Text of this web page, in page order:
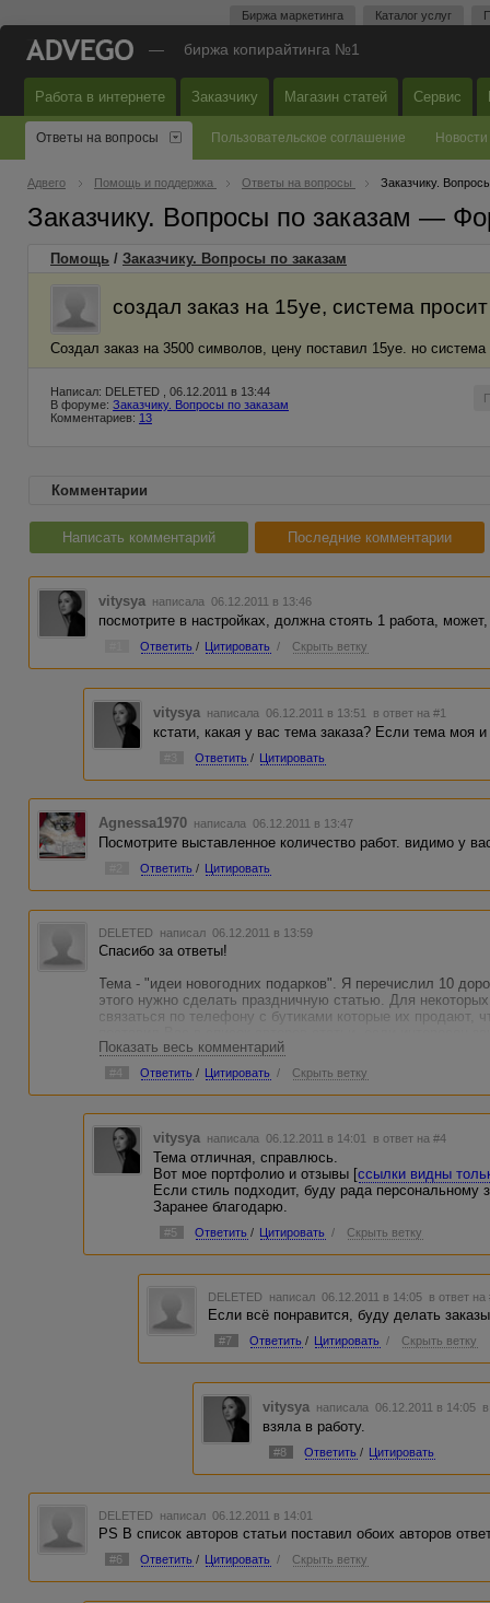
Биржа маркетинга Каталог услуг
— биржа копирайтинга №1
Работа в интернете Заказчику Магазин статей Сервис
Ответы на вопросы Пользовательское соглашение Новости
Адвего Помощь и поддержка Ответы на вопросы Заказчику.
Заказчику. Вопросы по заказам —
Помощь / Заказчику. Вопросы по заказам
создал заказ на 15уе, система
Создал заказ на 3500 символов, цену поставил 15уе. но
Написал: DELETED , 06.12.2011 в 13:44
В форуме: Заказчику. Вопросы по заказам
Комментариев: 13
Комментарии
Написать комментарий Последние комментарии
vitysya написала 06.12.2011 в 13:46
посмотрите в настройках, должна стоять 1 работа,
Ответить / Цитировать / Скрыть ветку
vitysya написала 06.12.2011 в 13:51 в ответ на #1
кстати, какая у вас тема заказа? Если тема моя
Ответить / Цитировать
Agnessa1970 написала 06.12.2011 в 13:47
Посмотрите выставленное количество работ. видимо у
Ответить / Цитировать
DELETED написал 06.12.2011 в 13:59
Спасибо за ответы!
Тема - "идеи новогодних подарков". Я перечислил 10
этого нужно сделать праздничную статью. Для
связаться по телефону с бутиками которые их продают,
для Всех.
Показать весь комментарий
#4 Ответить / Цитировать / Скрыть ветку
vitysya написала 06.12.2011 в 14:01 в ответ на #4
Тема отличная, справлюсь.
Вот мое портфолио и отзывы [ссылки видны
Если стиль подходит, буду рада персональному
Заранее благодарю.
#5 Ответить / Цитировать / Скрыть ветку
DELETED написал 06.12.2011 в 14:05 в ответ на
Если всё понравится, буду делать
#7 Ответить / Цитировать / Скрыть ветку
vitysya написала 06.12.2011 в 14:05
взяла в работу.
#8 Ответить / Цитировать
DELETED написал 06.12.2011 в 14:01
PS В список авторов статьи поставил обоих авторов
#6 Ответить / Цитировать / Скрыть ветку